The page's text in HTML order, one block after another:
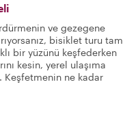
ve gezegene
bisiklet turu tam
bir yüzünü keşfederken
kesin, yerel ulaşıma
Keşfetmenin ne kadar